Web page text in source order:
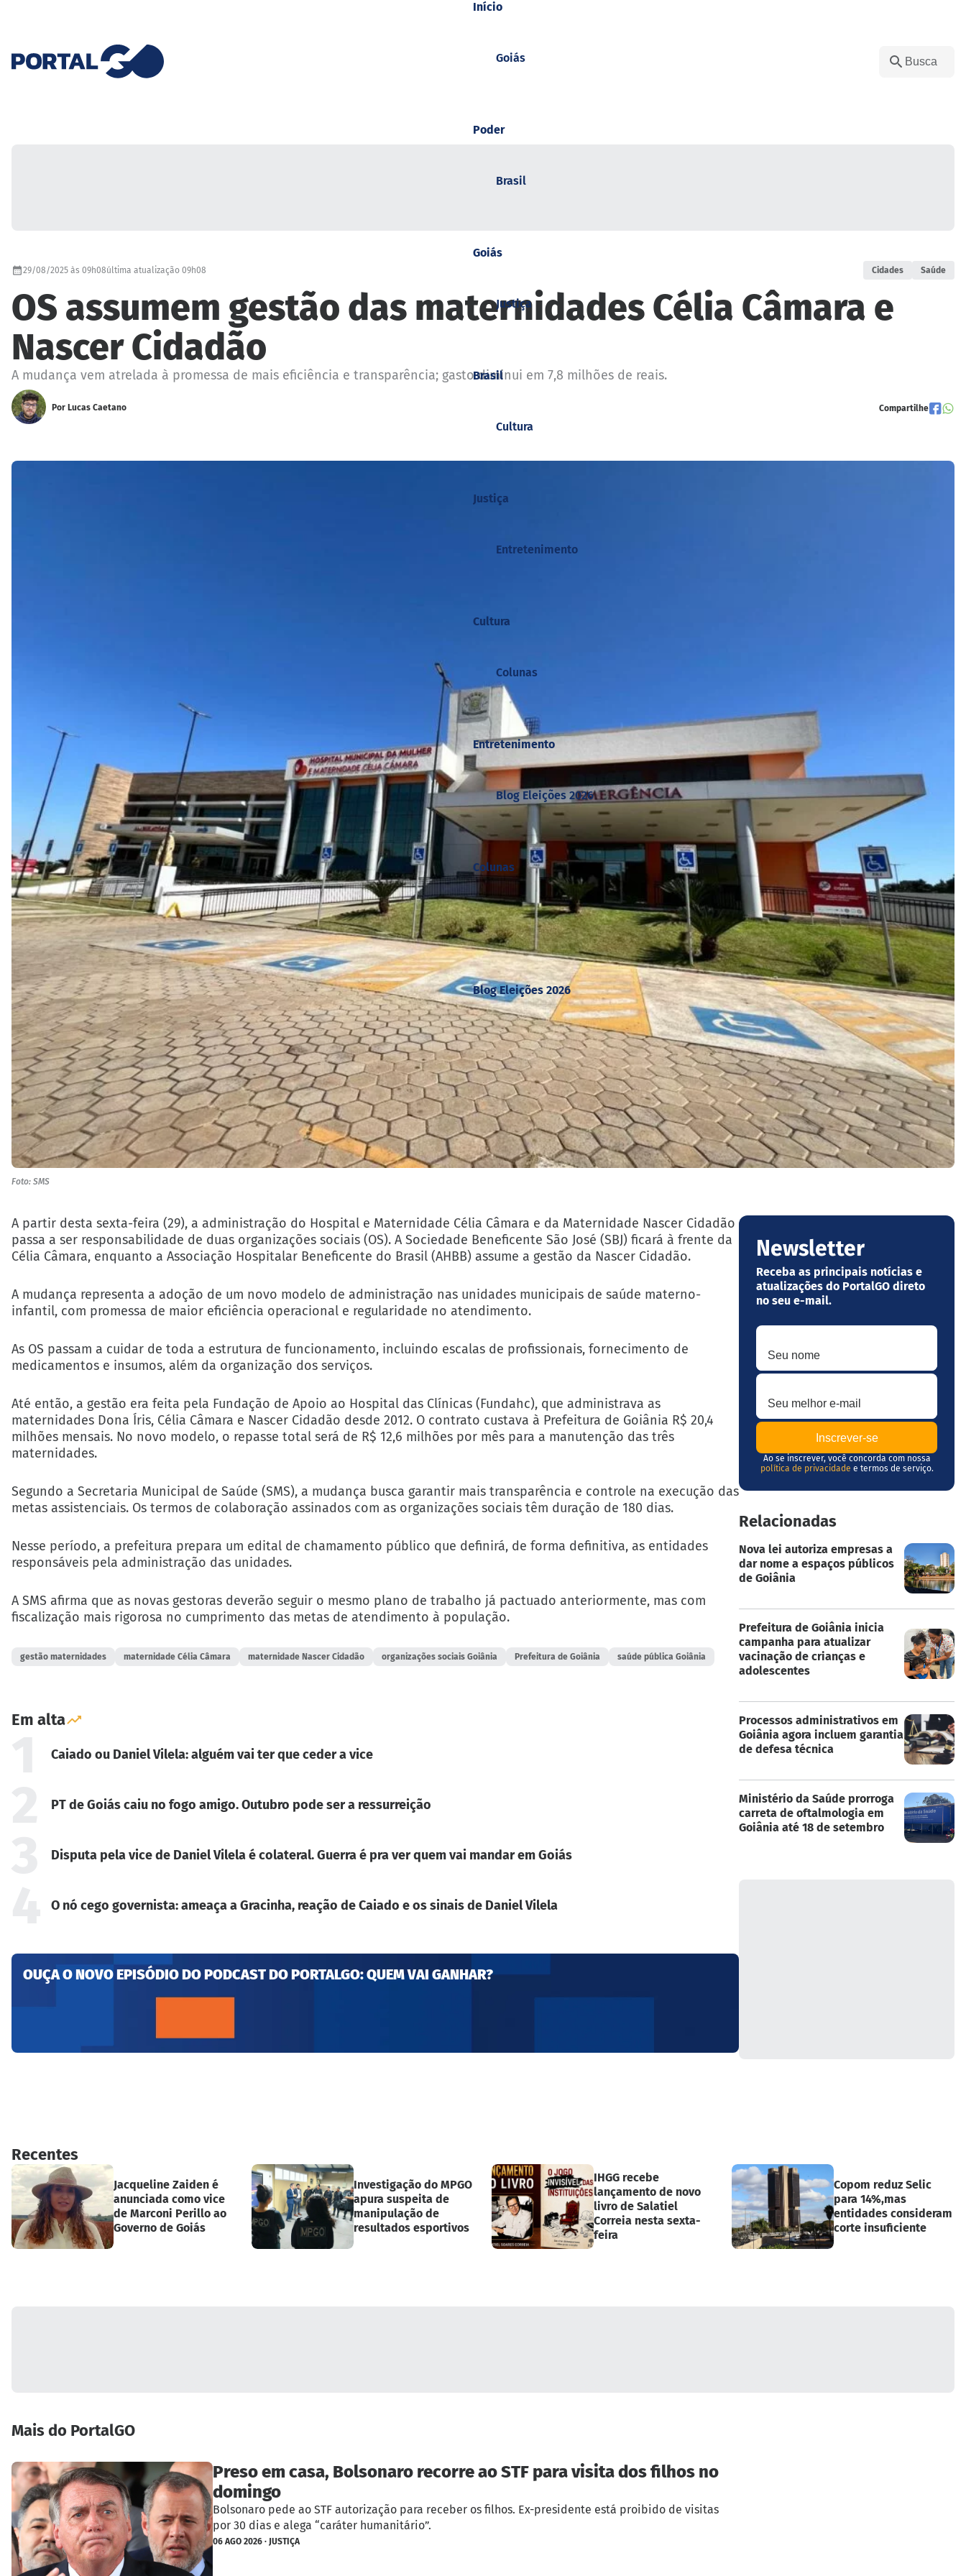
Goiás
Brasil
Justiça
Cultura
Entretenimento
Colunas
Blog Eleições 2026
Início
Poder
Goiás
Brasil
Justiça
Cultura
Entretenimento
Colunas
Blog Eleições 2026
29/08/2025 às 09h08última atualização 09h08 Cidades Saúde
OS assumem gestão das maternidades Célia Câmara e
Nascer Cidadão
A mudança vem atrelada à promessa de mais eficiência e transparência; gasto diminui em 7,8 milhões de reais.
Por Lucas Caetano Compartilhe
Foto: SMS
A partir desta sexta-feira (29), a administração do Hospital e Maternidade Célia Câmara e da Maternidade Nascer Cidadão
passa a ser responsabilidade de duas organizações sociais (OS). A Sociedade Beneficente São José (SBJ) ficará à frente da
Célia Câmara, enquanto a Associação Hospitalar Beneficente do Brasil (AHBB) assume a gestão da Nascer Cidadão.
A mudança representa a adoção de um novo modelo de administração nas unidades municipais de saúde materno-
infantil, com promessa de maior eficiência operacional e regularidade no atendimento.
As OS passam a cuidar de toda a estrutura de funcionamento, incluindo escalas de profissionais, fornecimento de
medicamentos e insumos, além da organização dos serviços.
Até então, a gestão era feita pela Fundação de Apoio ao Hospital das Clínicas (Fundahc), que administrava as
maternidades Dona Íris, Célia Câmara e Nascer Cidadão desde 2012. O contrato custava à Prefeitura de Goiânia R$ 20,4
milhões mensais. No novo modelo, o repasse total será de R$ 12,6 milhões por mês para a manutenção das três
maternidades.
Segundo a Secretaria Municipal de Saúde (SMS), a mudança busca garantir mais transparência e controle na execução das
metas assistenciais. Os termos de colaboração assinados com as organizações sociais têm duração de 180 dias.
Nesse período, a prefeitura prepara um edital de chamamento público que definirá, de forma definitiva, as entidades
responsáveis pela administração das unidades.
A SMS afirma que as novas gestoras deverão seguir o mesmo plano de trabalho já pactuado anteriormente, mas com
fiscalização mais rigorosa no cumprimento das metas de atendimento à população.
gestão maternidades maternidade Célia Câmara maternidade Nascer Cidadão organizações sociais Goiânia Prefeitura de Goiânia saúde pública Goiânia
Em alta
Caiado ou Daniel Vilela: alguém vai ter que ceder a vice
PT de Goiás caiu no fogo amigo. Outubro pode ser a ressurreição
Disputa pela vice de Daniel Vilela é colateral. Guerra é pra ver quem vai mandar em Goiás
O nó cego governista: ameaça a Gracinha, reação de Caiado e os sinais de Daniel Vilela
OUÇA O NOVO EPISÓDIO DO PODCAST DO PORTALGO: QUEM VAI GANHAR?
Newsletter
Receba as principais notícias e
atualizações do PortalGO direto
no seu e-mail.
Seu nome
Seu melhor e-mail
Ao se inscrever, você concorda com nossa
política de privacidade e termos de serviço.
Relacionadas
Nova lei autoriza empresas a
dar nome a espaços públicos
de Goiânia
Prefeitura de Goiânia inicia
campanha para atualizar
vacinação de crianças e
adolescentes
Processos administrativos em
Goiânia agora incluem garantia
de defesa técnica
Ministério da Saúde prorroga
carreta de oftalmologia em
Goiânia até 18 de setembro
Recentes
Jacqueline Zaiden é
anunciada como vice
de Marconi Perillo ao
Governo de Goiás
Investigação do MPGO
apura suspeita de
manipulação de
resultados esportivos
IHGG recebe
lançamento de novo
livro de Salatiel
Correia nesta sexta-
feira
Copom reduz Selic
para 14%,mas
entidades consideram
corte insuficiente
Mais do PortalGO
Preso em casa, Bolsonaro recorre ao STF para visita dos filhos no
domingo
Bolsonaro pede ao STF autorização para receber os filhos. Ex-presidente está proibido de visitas
por 30 dias e alega “caráter humanitário”.
06 AGO 2026 · JUSTIÇA